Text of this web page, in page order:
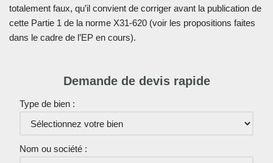
totalement faux, qu’il convient de corriger avant la publication de
cette Partie 1 de la norme X31-620 (voir les propositions faites
dans le cadre de l’EP en cours).
Demande de devis rapide
Type de bien :
Nom ou société :